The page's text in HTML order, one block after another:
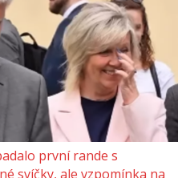
první rande s
svíčky, ale vzpomínka na